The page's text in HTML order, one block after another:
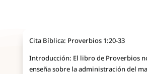
Cita Bíblica: Proverbios 1:20-33
Introducción: El libro de Proverbios
enseña sobre la administración del